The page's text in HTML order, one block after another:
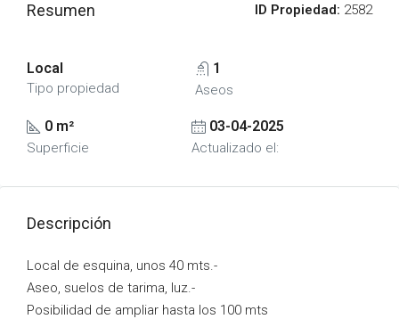
Resumen ID Propiedad: 2582
Local
Tipo propiedad
1
Aseos
0 m²
Superficie
03-04-2025
Actualizado el:
Descripción
Local de esquina, unos 40 mts.-
Aseo, suelos de tarima, luz.-
Posibilidad de ampliar hasta los 100 mts